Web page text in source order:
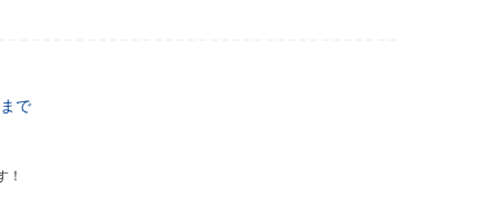
で
！